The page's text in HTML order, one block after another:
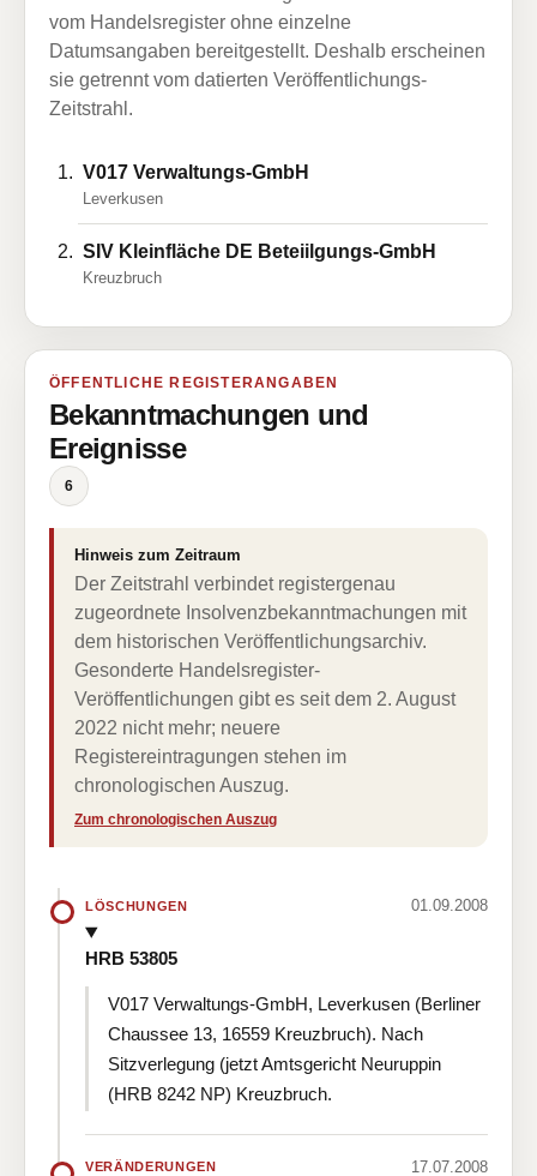
vom Handelsregister ohne einzelne
Datumsangaben bereitgestellt. Deshalb erscheinen
sie getrennt vom datierten Veröffentlichungs-
Zeitstrahl.
V017 Verwaltungs-GmbH
Leverkusen
SIV Kleinfläche DE Beteiilgungs-GmbH
Kreuzbruch
ÖFFENTLICHE REGISTERANGABEN
Bekanntmachungen und
Ereignisse
6
Hinweis zum Zeitraum
Der Zeitstrahl verbindet registergenau
zugeordnete Insolvenzbekanntmachungen mit
dem historischen Veröffentlichungsarchiv.
Gesonderte Handelsregister-
Veröffentlichungen gibt es seit dem 2. August
2022 nicht mehr; neuere
Registereintragungen stehen im
chronologischen Auszug.
Zum chronologischen Auszug
LÖSCHUNGEN 01.09.2008
HRB 53805
V017 Verwaltungs-GmbH, Leverkusen (Berliner
Chaussee 13, 16559 Kreuzbruch). Nach
Sitzverlegung (jetzt Amtsgericht Neuruppin
(HRB 8242 NP) Kreuzbruch.
VERÄNDERUNGEN 17.07.2008